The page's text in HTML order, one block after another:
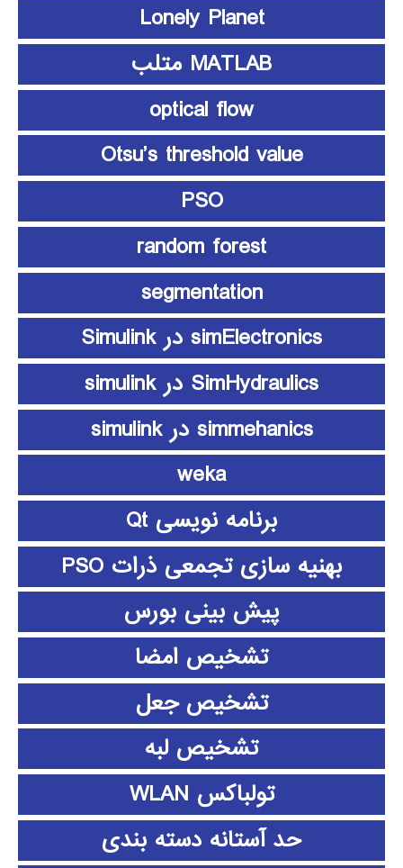
Lonely Planet
MATLAB متلب
optical flow
Otsu’s threshold value
PSO
random forest
segmentation
simElectronics در Simulink
SimHydraulics در simulink
simmehanics در simulink
weka
برنامه نویسی Qt
بهنیه سازی تجمعی ذرات PSO
پیش بینی بورس
تشخیص امضا
تشخیص جعل
تشخیص لبه
تولباکس WLAN
حد آستانه دسته بندی